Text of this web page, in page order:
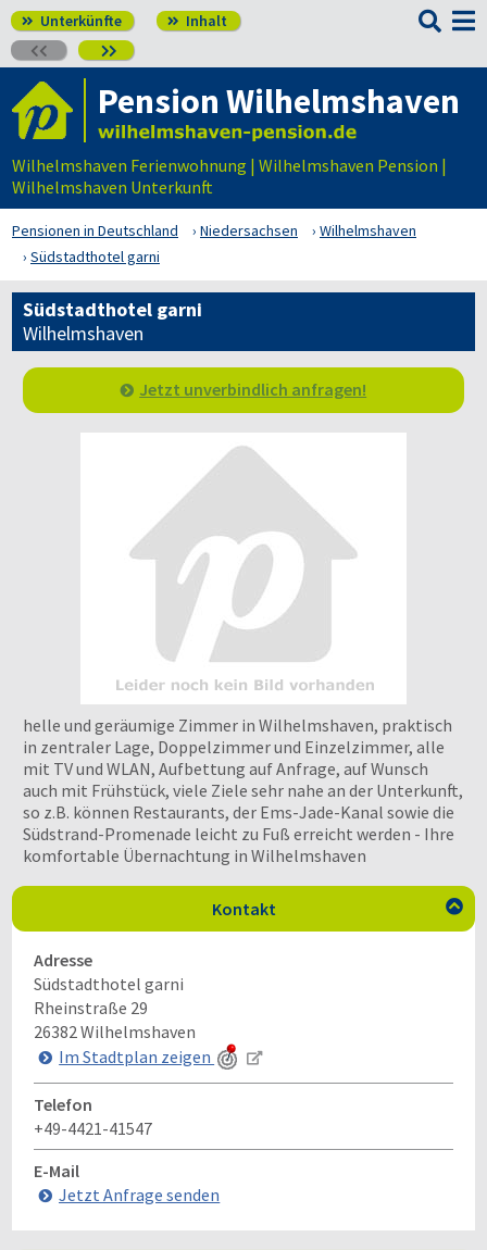
 Unterkünfte  Inhalt
 

Pension Wilhelmshaven
Wilhelmshaven Ferienwohnung | Wilhelmshaven Pension |
Wilhelmshaven Unterkunft
Pensionen in Deutschland Niedersachsen
Wilhelmshaven
Südstadthotel garni
Südstadthotel garni
Wilhelmshaven
Jetzt unverbindlich anfragen!
helle und geräumige Zimmer in Wilhelmshaven, praktisch
in zentraler Lage, Doppelzimmer und Einzelzimmer, alle
mit TV und WLAN, Aufbettung auf Anfrage, auf Wunsch
auch mit Frühstück, viele Ziele sehr nahe an der Unterkunft,
so z.B. können Restaurants, der Ems-Jade-Kanal sowie die
Südstrand-Promenade leicht zu Fuß erreicht werden - Ihre
komfortable Übernachtung in Wilhelmshaven
Kontakt 
Adresse
Südstadthotel garni
Rheinstraße 29
26382Wilhelmshaven
Im Stadtplan zeigen
Telefon
+49-4421-41547
E-Mail
Jetzt Anfrage senden